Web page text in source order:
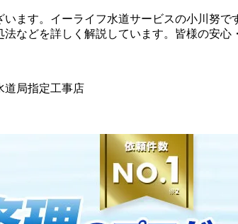
ます。イーライフ水道サービスの小川努
などを詳しく解説しています。皆様の安心
道局指定工事店